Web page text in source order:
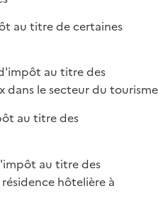
au titre de certaines
au titre des
dans le secteur du tourisme
au titre des
au titre des
hôtelière à